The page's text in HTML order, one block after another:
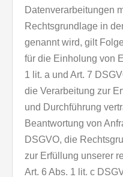
Datenverarbeitungen
Rechtsgrundlage in
genannt wird, gilt
für die Einholung von
1 lit. a und Art. 7
die Verarbeitung zur
und Durchführung
Beantwortung von
DSGVO, die
zur Erfüllung unserer
Art. 6 Abs. 1 lit. c